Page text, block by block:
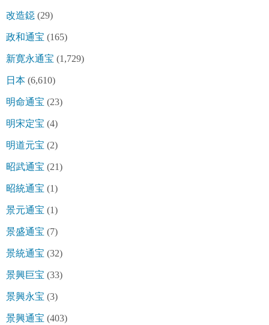
改造鐚 (29)
政和通宝 (165)
新寛永通宝 (1,729)
日本 (6,610)
明命通宝 (23)
明宋定宝 (4)
明道元宝 (2)
昭武通宝 (21)
昭統通宝 (1)
景元通宝 (1)
景盛通宝 (7)
景統通宝 (32)
景興巨宝 (33)
景興永宝 (3)
景興通宝 (403)